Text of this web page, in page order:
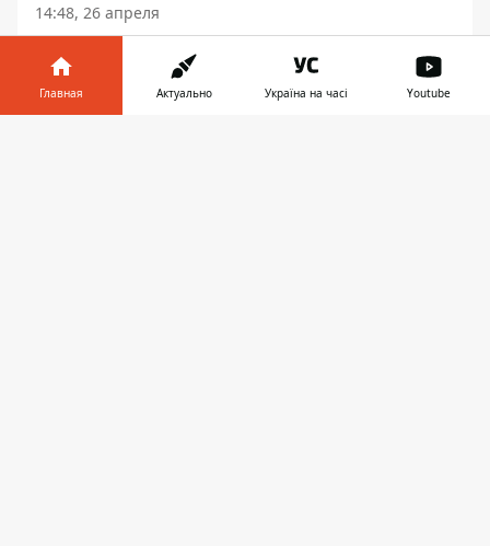
14:48, 26 апреля
Ураган в Киеве вырывал деревья с корнями
и срывал крыши с домов
Главная Актуально Україна на часі Youtube